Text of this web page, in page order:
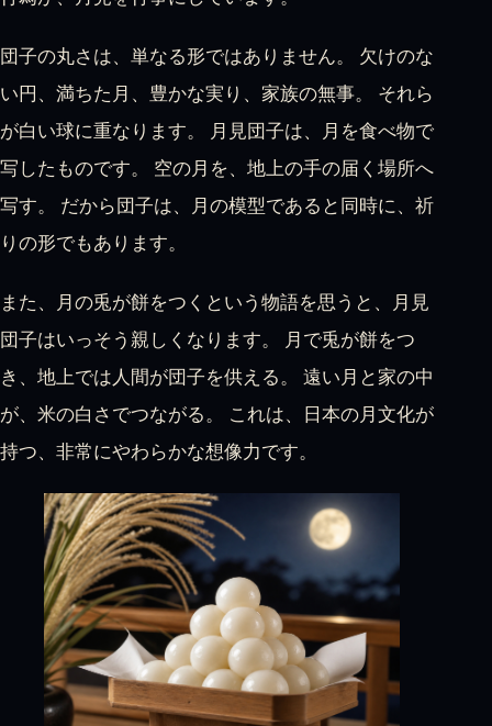
団子の丸さは、単なる形ではありません。 欠けのな
い円、満ちた月、豊かな実り、家族の無事。 それら
が白い球に重なります。 月見団子は、月を食べ物で
写したものです。 空の月を、地上の手の届く場所へ
写す。 だから団子は、月の模型であると同時に、祈
りの形でもあります。
また、月の兎が餅をつくという物語を思うと、月見
団子はいっそう親しくなります。 月で兎が餅をつ
き、地上では人間が団子を供える。 遠い月と家の中
が、米の白さでつながる。 これは、日本の月文化が
持つ、非常にやわらかな想像力です。